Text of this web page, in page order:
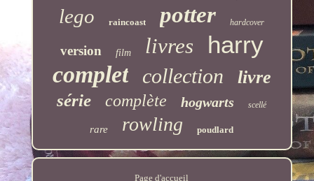
lego raincoast potter hardcover
version film livres harry
complet collection livre
série complète hogwarts scellé
rare rowling poudlard
Page d'accueil